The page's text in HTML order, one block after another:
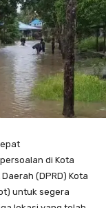
di Kota
(DPRD) Kota
untuk segera